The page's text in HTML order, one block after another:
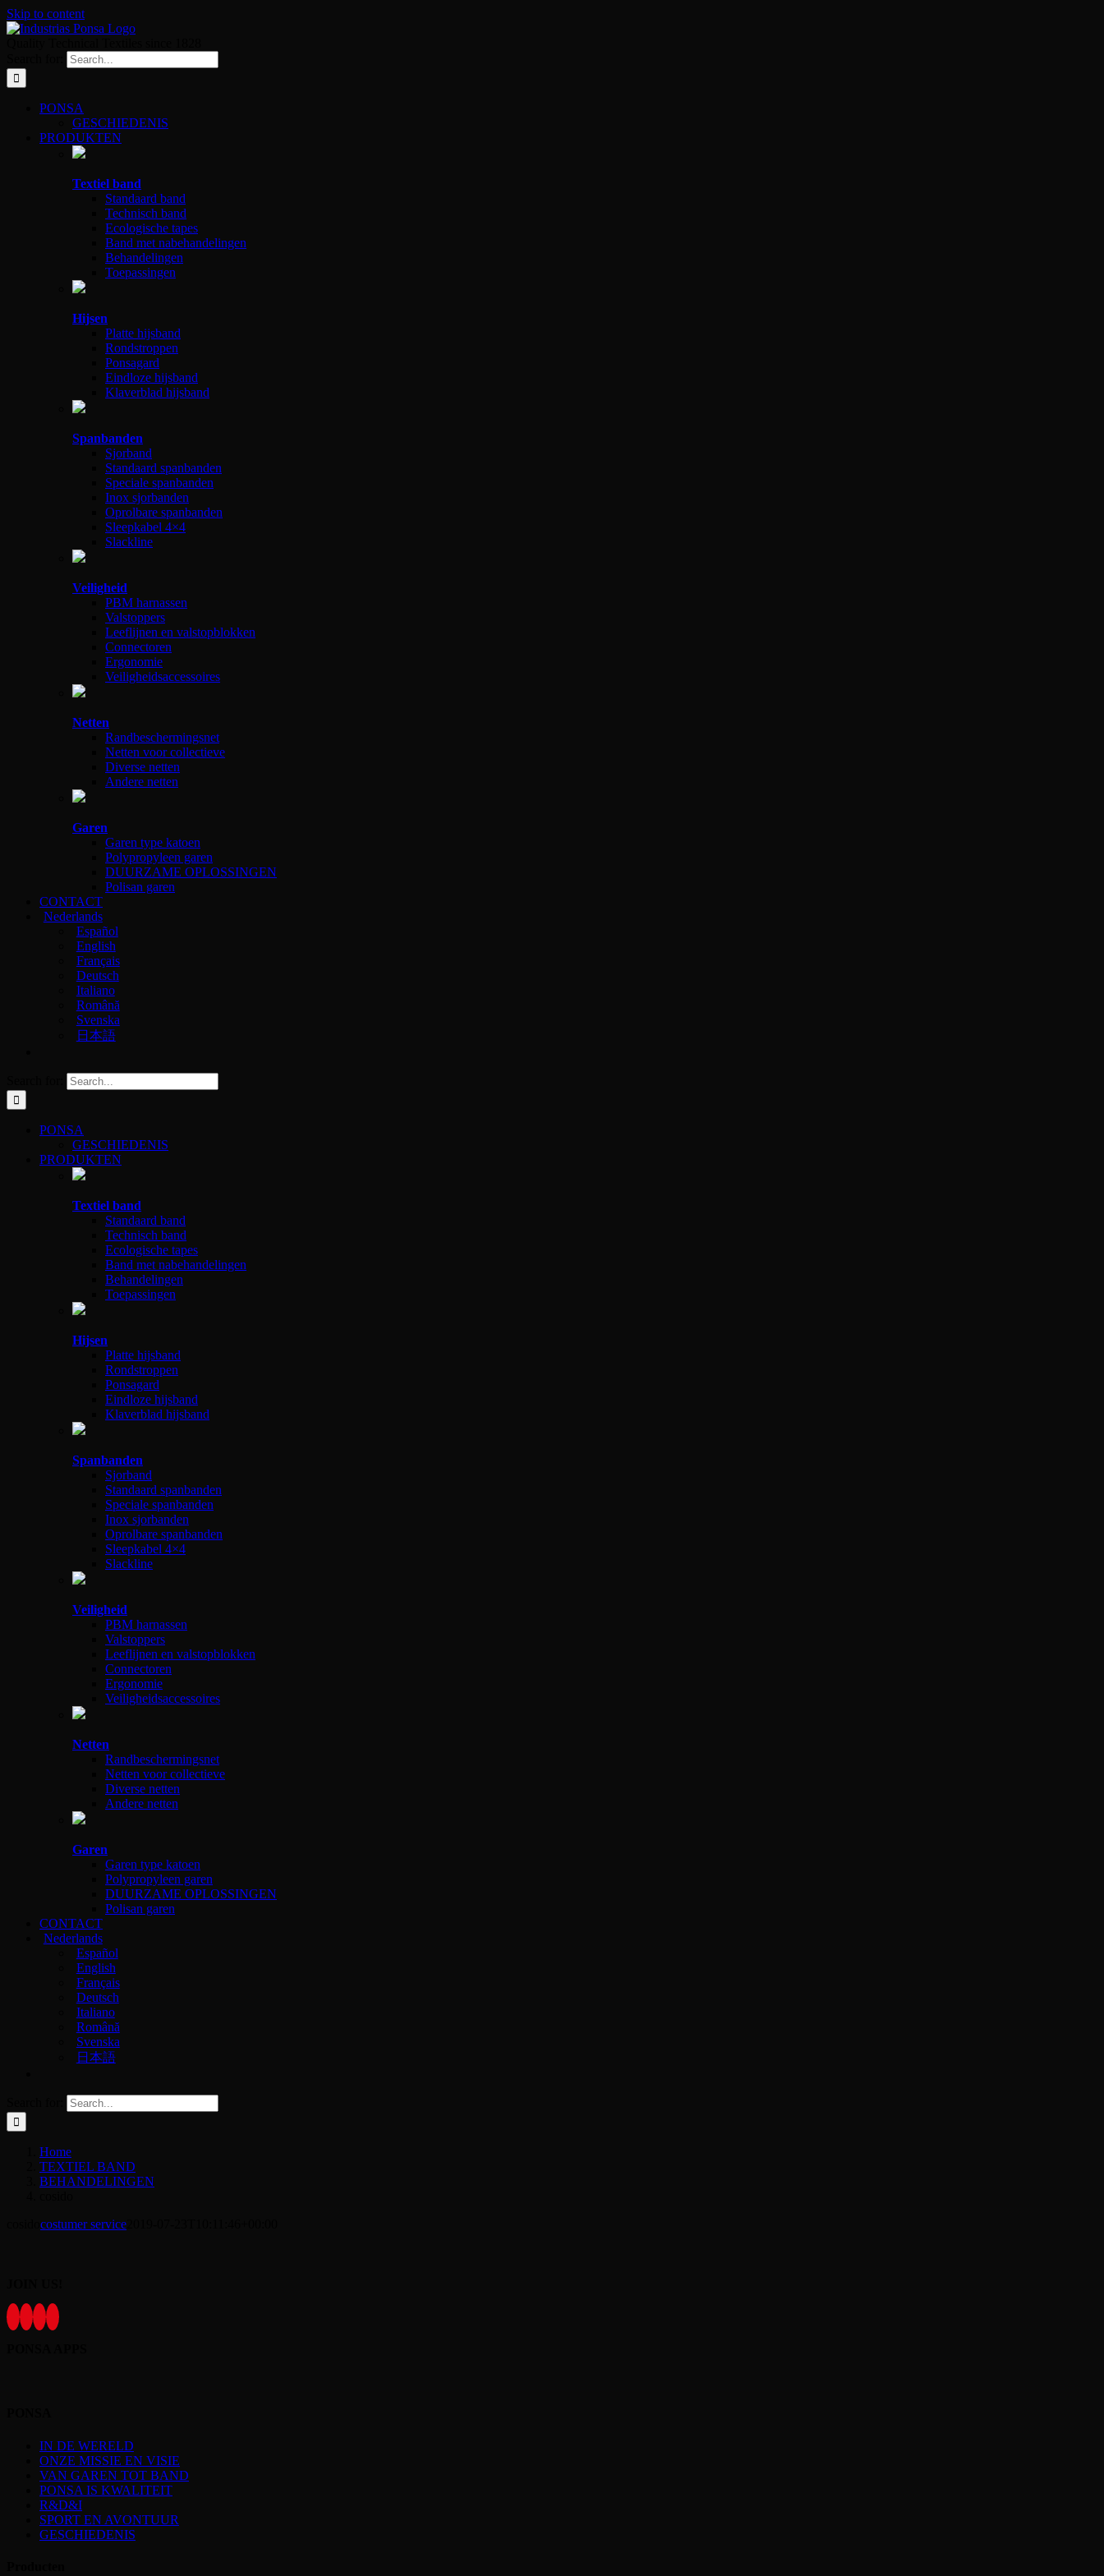
Skip to content
PONSA
GESCHIEDENIS
PRODUKTEN
Textiel band
Standaard band
Technisch band
Ecologische tapes
Band met nabehandelingen
Behandelingen
Toepassingen
Hijsen
Platte hijsband
Rondstroppen
Ponsagard
Eindloze hijsband
Klaverblad hijsband
Spanbanden
Sjorband
Standaard spanbanden
Speciale spanbanden
Inox sjorbanden
Oprolbare spanbanden
Sleepkabel 4×4
Slackline
Veiligheid
PBM harnassen
Valstoppers
Leeflijnen en valstopblokken
Connectoren
Ergonomie
Veiligheidsaccessoires
Netten
Randbeschermingsnet
Netten voor collectieve
Diverse netten
Andere netten
Garen
Garen type katoen
Polypropyleen garen
DUURZAME OPLOSSINGEN
Polisan garen
CONTACT
Nederlands
Español
English
Français
Deutsch
Italiano
Română
Svenska
日本語
PONSA
GESCHIEDENIS
PRODUKTEN
Textiel band
Standaard band
Technisch band
Ecologische tapes
Band met nabehandelingen
Behandelingen
Toepassingen
Hijsen
Platte hijsband
Rondstroppen
Ponsagard
Eindloze hijsband
Klaverblad hijsband
Spanbanden
Sjorband
Standaard spanbanden
Speciale spanbanden
Inox sjorbanden
Oprolbare spanbanden
Sleepkabel 4×4
Slackline
Veiligheid
PBM harnassen
Valstoppers
Leeflijnen en valstopblokken
Connectoren
Ergonomie
Veiligheidsaccessoires
Netten
Randbeschermingsnet
Netten voor collectieve
Diverse netten
Andere netten
Garen
Garen type katoen
Polypropyleen garen
DUURZAME OPLOSSINGEN
Polisan garen
CONTACT
Nederlands
Español
English
Français
Deutsch
Italiano
Română
Svenska
日本語
Home
TEXTIEL BAND
BEHANDELINGEN
costumer service
IN DE WERELD
ONZE MISSIE EN VISIE
VAN GAREN TOT BAND
PONSA IS KWALITEIT
R&D&I
SPORT EN AVONTUUR
GESCHIEDENIS